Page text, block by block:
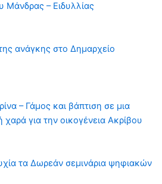
– Ειδυλλίας
ανάγκης στο Δημαρχείο
– Γάμος και βάπτιση σε μια
χαρά για την οικογένεια Ακρίβου
τα Δωρεάν σεμινάρια ψηφιακών